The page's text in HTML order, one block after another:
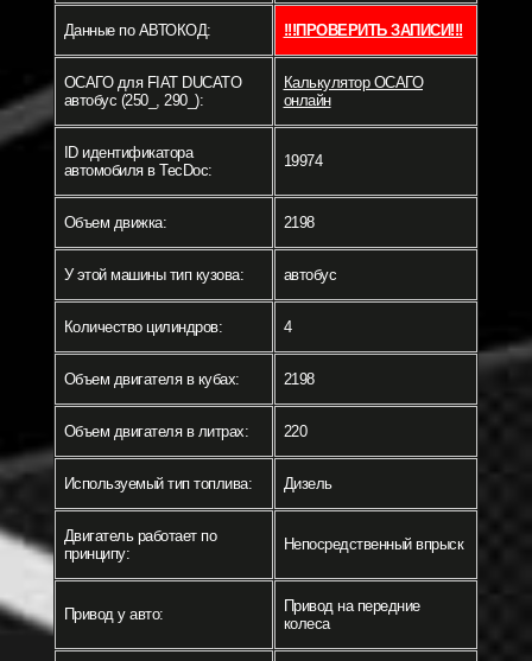
Данные по АВТОКОД: !!!ПРОВЕРИТЬ ЗАПИСИ!!!
ОСАГО для FIAT DUCATO
автобус (250_, 290_):
Калькулятор ОСАГО
онлайн
ID идентификатора
автомобиля в TecDoc:
19974
Объем движка: 2198
У этой машины тип кузова: автобус
Количество цилиндров: 4
Объем двигателя в кубах: 2198
Объем двигателя в литрах: 220
Используемый тип топлива: Дизель
Двигатель работает по
принципу:
Непосредственный впрыск
Привод у авто:
Привод на передние
колеса